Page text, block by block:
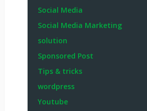
Social Media
Social Media Marketing
solution
Sponsored Post
Tips & tricks
wordpress
Youtube